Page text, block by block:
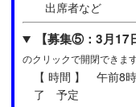
出席者など
【募集⑤：3月17
のクリックで開閉できま
【 時間 】 午前8
了 予定